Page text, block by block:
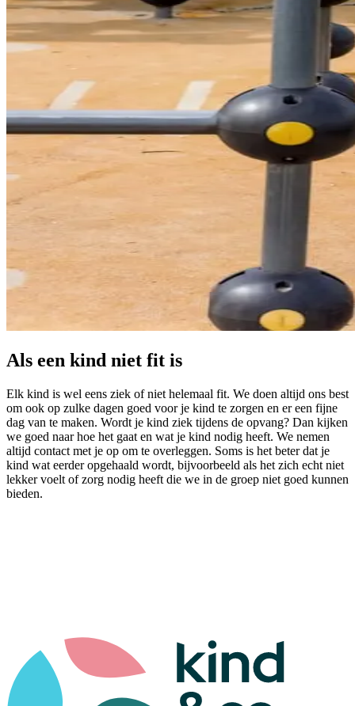
Als een kind niet fit is
Elk kind is wel eens ziek of niet helemaal fit. We doen altijd ons best
om ook op zulke dagen goed voor je kind te zorgen en er een fijne
dag van te maken. Wordt je kind ziek tijdens de opvang? Dan kijken
we goed naar hoe het gaat en wat je kind nodig heeft. We nemen
altijd contact met je op om te overleggen. Soms is het beter dat je
kind wat eerder opgehaald wordt, bijvoorbeeld als het zich echt niet
lekker voelt of zorg nodig heeft die we in de groep niet goed kunnen
bieden.